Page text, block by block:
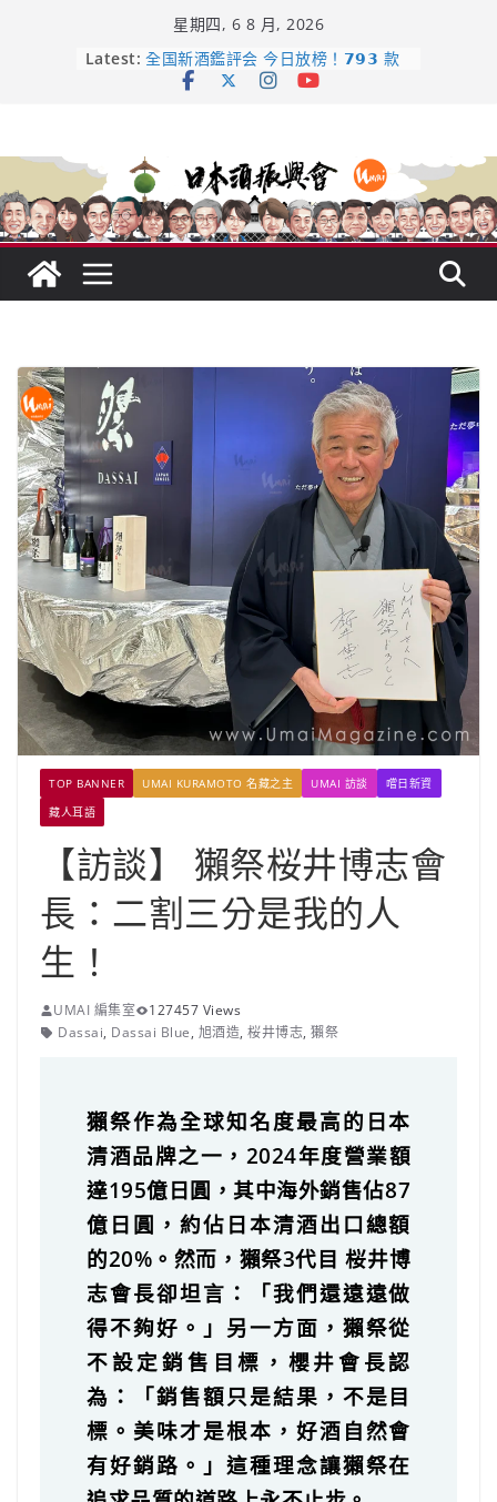
星期四, 6 8 月, 2026
Latest:
日本酒類地理標示 (GI) 認定一覽表
全国新酒鑑評会 今日放榜！𝟳𝟵𝟯 款
新酒角逐，誰是今年最強？
龜之井酒造：口說上手 – 山形純米大
吟釀的堅持與傳承 ～ くどき上手
TOP BANNER UMAI KURAMOTO 名藏之主 UMAI 訪談
嚐日新資
藏人耳語
【訪談】 獺祭桜井博志會
長：二割三分是我的人
生！
UMAI 編集室
127457 Views
Dassai, Dassai Blue, 旭酒造, 桜井博志, 獺祭
獺祭作為全球知名度最高的日本
清酒品牌之一，2024年度營業額
達195億日圓，其中海外銷售佔87
億日圓，約佔日本清酒出口總額
的20%。然而，獺祭3代目 桜井博
志會長卻坦言：「我們還遠遠做
得不夠好。」另一方面，獺祭從
不設定銷售目標，櫻井會長認
為：「銷售額只是結果，不是目
標。美味才是根本，好酒自然會
有好銷路。」這種理念讓獺祭在